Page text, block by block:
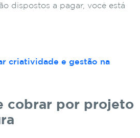
dispostos a pagar, você está
criatividade e gestão na
cobrar por projeto